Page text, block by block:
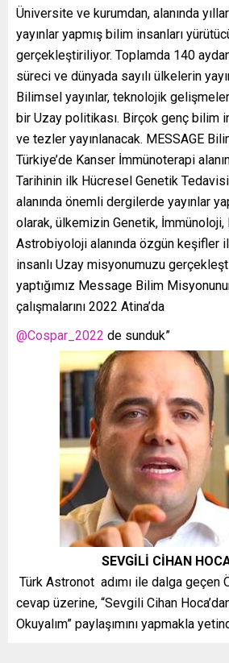
Üniversite ve kurumdan, alanında
yayınlar yapmış bilim insanları
gerçekleştiriliyor. Toplamda 140
süreci ve dünyada sayılı ülkelerin
Bilimsel yayınlar, teknolojik
bir Uzay politikası. Birçok genç bilim
ve tezler yayınlanacak. MESSAGE
Türkiye’de Kanser İmmünoterapi
Tarihinin ilk Hücresel Genetik
alanında önemli dergilerde yayınlar
olarak, ülkemizin Genetik, İmmünoloji,
Astrobiyoloji alanında özgün keşifler
insanlı Uzay misyonumuzu
yaptığımız Message Bilim
çalışmalarını 2022 Atina’da
@Cospar_2022 de sunduk”
SEVGİLİ CİHAN
Türk Astronot adımı ile dalga geçen
cevap üzerine, “Sevgili Cihan
Okuyalım” paylaşımını yapmakla